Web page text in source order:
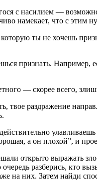
с насилием —
намекает, что с этим
ты не хочешь
признать. Например,
— скорее всего,
раздражение
а он плохой”, и
открыто выражать
разбе­рись, кто
на них. Затем найди